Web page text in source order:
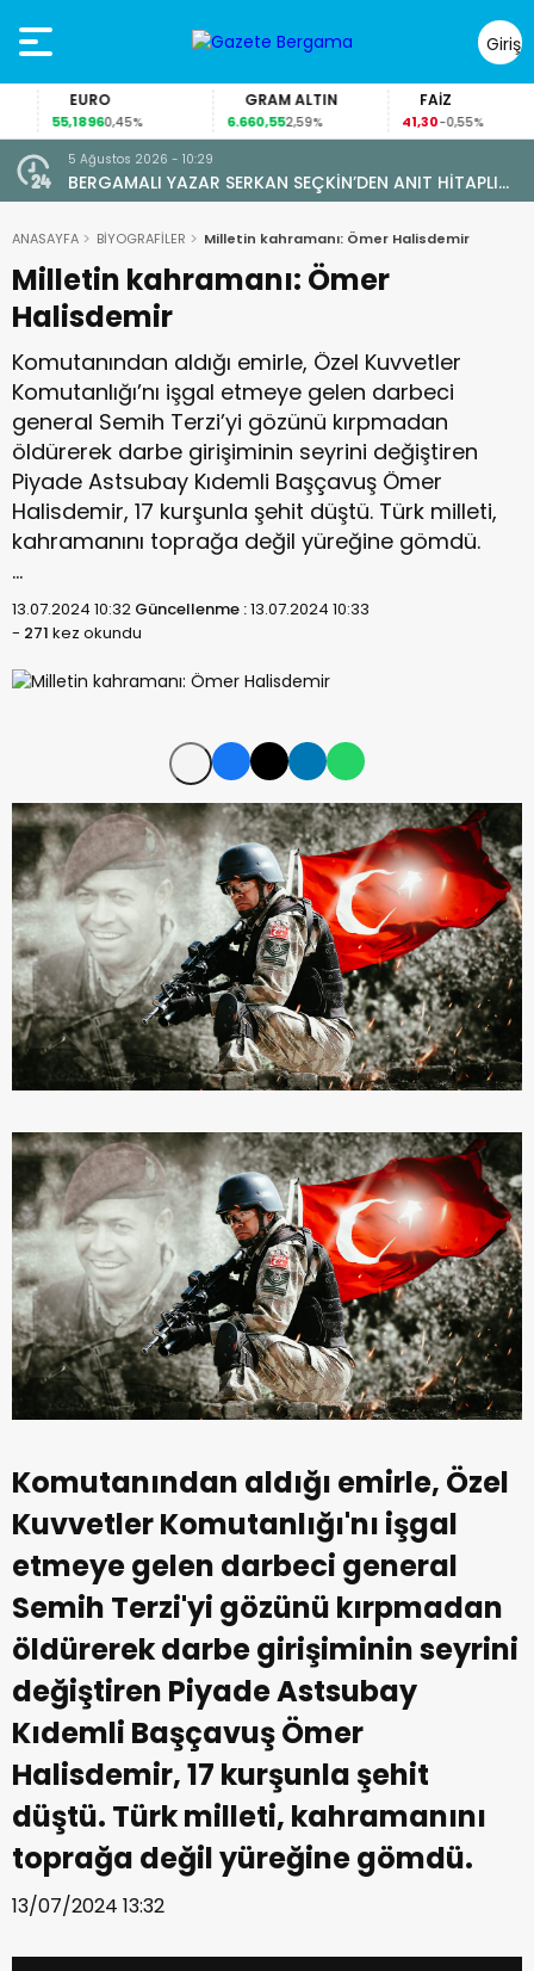
Giriş
Yap
EURO
55,18960,45%
GRAM ALTIN
6.660,552,59%
FAİZ
41,30-0,55%
5 Ağustos 2026 - 10:29
BERGAMALI YAZAR SERKAN SEÇKİN’DEN ANIT HİTAPLI
KİTAP: “PERGAMON’DAN ARTVİN’E”
ANASAYFA BİYOGRAFİLER Milletin kahramanı: Ömer Halisdemir
Milletin kahramanı: Ömer
Halisdemir
Komutanından aldığı emirle, Özel Kuvvetler
Komutanlığı’nı işgal etmeye gelen darbeci
general Semih Terzi’yi gözünü kırpmadan
öldürerek darbe girişiminin seyrini değiştiren
Piyade Astsubay Kıdemli Başçavuş Ömer
Halisdemir, 17 kurşunla şehit düştü. Türk milleti,
kahramanını toprağa değil yüreğine gömdü.
…
13.07.2024 10:32 Güncellenme :13.07.2024 10:33
- 271 kez okundu
Komutanından aldığı emirle, Özel
Kuvvetler Komutanlığı'nı işgal
etmeye gelen darbeci general
Semih Terzi'yi gözünü kırpmadan
öldürerek darbe girişiminin seyrini
değiştiren Piyade Astsubay
Kıdemli Başçavuş Ömer
Halisdemir, 17 kurşunla şehit
düştü. Türk milleti, kahramanını
toprağa değil yüreğine gömdü.
13/07/2024 13:32